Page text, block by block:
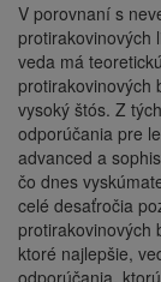
V porovnaní s
protirakovinových
veda má
protirakovinových
vysoký štós. Z
odporúčania pre
advanced a
čo dnes
celé desaťročia
protirakovinových
ktoré najlepšie,